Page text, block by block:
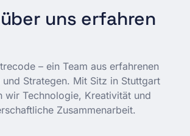
uns erfahren
– ein Team aus erfahrenen
Strategen. Mit Sitz in Stuttgart
wir Technologie, Kreativität und
Zusammenarbeit.